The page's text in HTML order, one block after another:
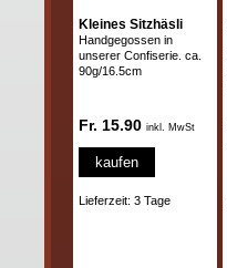
Kleines Sitzhäsli
Handgegossen in
unserer Confiserie. ca.
90g/16.5cm
Fr. 15.90 inkl. MwSt
kaufen
Lieferzeit: 3 Tage